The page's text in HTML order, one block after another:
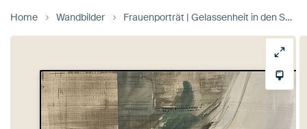
Home Wandbilder Frauenporträt | Gelassenheit in den Schatten der Gnade von Wunderbare Kunst